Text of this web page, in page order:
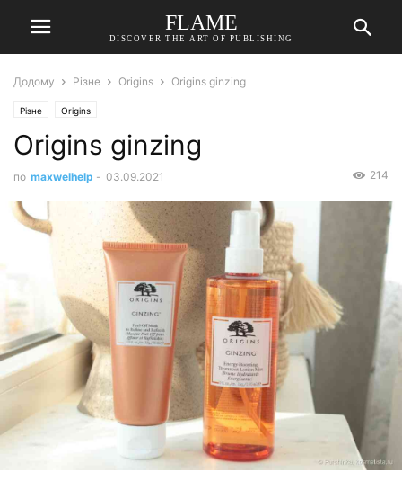
FLAME
DISCOVER THE ART OF PUBLISHING
Додому Різне Origins Origins ginzing
Різне Origins
Origins ginzing
по maxwelhelp - 03.09.2021 214